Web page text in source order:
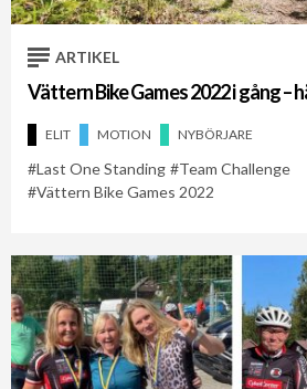
ARTIKEL
Vättern Bike Games 2022 i gång –
ELIT MOTION NYBÖRJARE
Last One Standing
Team Challenge
Vättern Bike Games 2022